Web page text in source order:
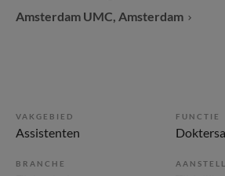
Amsterdam UMC, Amsterdam
VAKGEBIED
Assistenten
FUNCTIE
BRANCHE